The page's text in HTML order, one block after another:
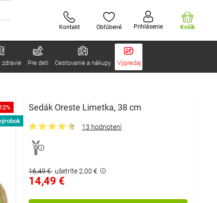
Kontakt Obľúbené Prihlásenie Košík
zdravie Pre deti Cestovanie a nákupy Výpredaj
Sedák Oreste Limetka, 38 cm
13 hodnotení
16,49 € ušetríte 2,00 €
14,49 €